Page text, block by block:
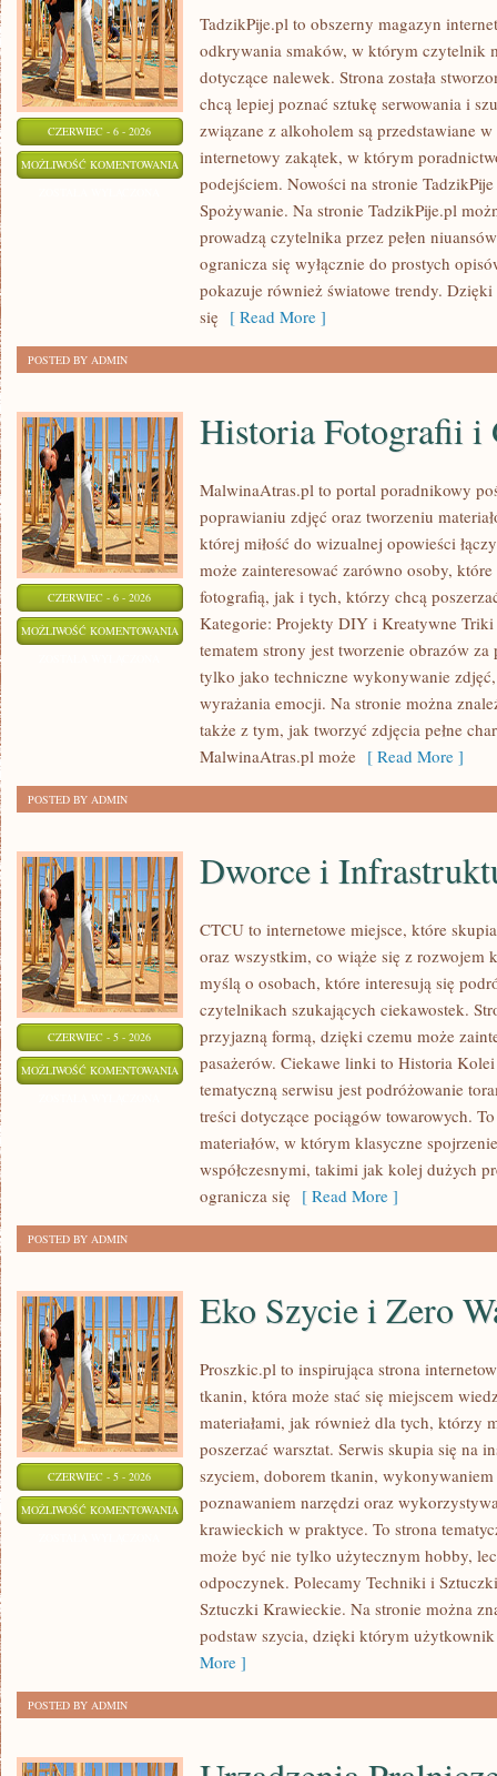
CZERWIEC - 6 - 2026
MOŻLIWOŚĆ KOMENTOWANIA HISTORIA
ALKOHOLU
TadzikPije.pl to obszerny magazyn
odkrywania smaków, w którym czytelnik
dotyczące nalewek. Strona została
chcą lepiej poznać sztukę serwowania i
związane z alkoholem są przedstawiane
internetowy zakątek, w którym
podejściem. Nowości na stronie
Spożywanie. Na stronie TadzikPije.pl
prowadzą czytelnika przez pełen
ogranicza się wyłącznie do prostych
pokazuje również światowe trendy.
się [ Read More ]
POSTED BY ADMIN
CZERWIEC - 6 - 2026
MOŻLIWOŚĆ KOMENTOWANIA HISTORIA
FOTOGRAFII
GRAFIKI
Historia Fotografii i
MalwinaAtras.pl to portal poradnikowy
poprawianiu zdjęć oraz tworzeniu
której miłość do wizualnej opowieści
może zainteresować zarówno osoby,
fotografią, jak i tych, którzy chcą
Kategorie: Projekty DIY i Kreatywne
tematem strony jest tworzenie obrazów
tylko jako techniczne wykonywanie
wyrażania emocji. Na stronie można
także z tym, jak tworzyć zdjęcia pełne
MalwinaAtras.pl może [ Read More ]
POSTED BY ADMIN
CZERWIEC - 5 - 2026
MOŻLIWOŚĆ KOMENTOWANIA DWORCE
INFRASTRUKTURA
Dworce i
CTCU to internetowe miejsce, które
oraz wszystkim, co wiąże się z
myślą o osobach, które interesują się
czytelnikach szukających ciekawostek.
przyjazną formą, dzięki czemu może
pasażerów. Ciekawe linki to Historia
tematyczną serwisu jest podróżowanie
treści dotyczące pociągów towarowych.
materiałów, w którym klasyczne
współczesnymi, takimi jak kolej dużych
ogranicza się [ Read More ]
POSTED BY ADMIN
CZERWIEC - 5 - 2026
MOŻLIWOŚĆ KOMENTOWANIA
SZYCIE
ZERO
WASTE
Eko Szycie i Zero
Proszkic.pl to inspirująca strona
tkanin, która może stać się miejscem
materiałami, jak również dla tych, którzy
poszerzać warsztat. Serwis skupia się na
szyciem, doborem tkanin,
poznawaniem narzędzi oraz
krawieckich w praktyce. To strona
może być nie tylko użytecznym hobby,
odpoczynek. Polecamy Techniki i
Sztuczki Krawieckie. Na stronie można
podstaw szycia, dzięki którym
More ]
POSTED BY ADMIN